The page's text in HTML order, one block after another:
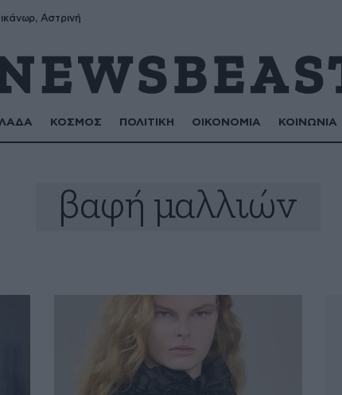
Αστρινή
ΚΟΣΜΟΣ ΠΟΛΙΤΙΚΗ ΟΙΚΟΝΟΜΙΑ ΚΟΙΝΩΝΙΑ
βαφή μαλλιών